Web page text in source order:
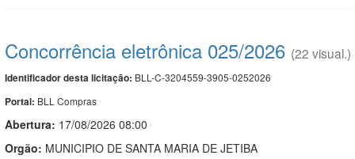
Concorrência eletrônica 025/2026 (22 visual.)
Identificador desta licitação: BLL-C-3204559-3905-0252026
Portal: BLL Compras
Abertura: 17/08/2026 08:00
Orgão: MUNICIPIO DE SANTA MARIA DE JETIBA